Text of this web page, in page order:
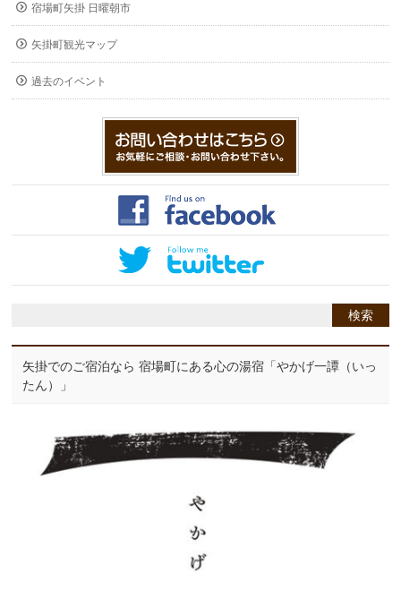
宿場町矢掛 日曜朝市
矢掛町観光マップ
過去のイベント
矢掛でのご宿泊なら 宿場町にある心の湯宿「やかげ一譚（いっ
たん）」